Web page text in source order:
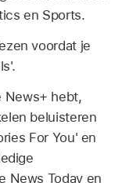
en Sports.
voordat je
News+ hebt,
beluisteren
For You' en
News Today en